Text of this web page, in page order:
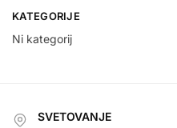
KATEGORIJE
Ni kategorij
SVETOVANJE